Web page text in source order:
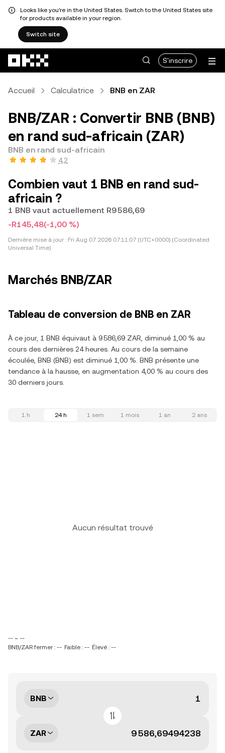
Looks like you're in the United States. Switch to the United States site
for products available in your region.
Switch site
S'inscrire
Accueil Calculatrice BNB en ZAR
BNB/ZAR : Convertir BNB (BNB)
en rand sud-africain (ZAR)
BNB en rand sud-africain
4,2
Combien vaut 1 BNB en rand sud-
africain ?
1 BNB vaut actuellement R9 586,69
-R145,48(-1,00 %)
Dernière mise à jour : Fri Aug 07 2026 07:11:07 (UTC+0000) (Coordinated
Universal Time)
Marchés BNB/ZAR
Tableau de conversion de BNB en ZAR
À ce jour, 1 BNB équivaut à 9 586,69 ZAR, diminué 1,00 % au
cours des dernières 24 heures. Au cours de la semaine
écoulée, BNB (BNB) est diminué 1,00 %. BNB présente une
tendance à la hausse, en augmentation 4,00 % au cours des
30 derniers jours.
1 h 24 h 1 sem 1 mois 1 an 2 ans
Aucun résultat trouvé
-- ~ --
BNB/ZAR fermer : -- Faible : -- Élevé : --
BNB
ZAR